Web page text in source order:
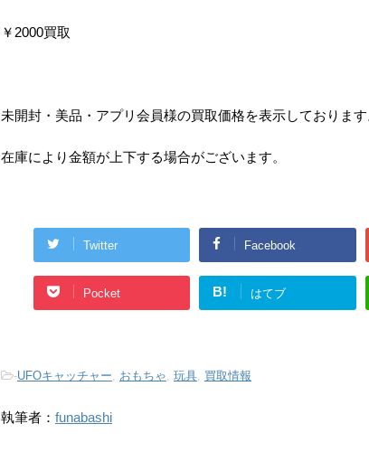
￥2000買取
未開封・美品・アプリ会員様の買取価格を表示しております
在庫により金額が上下する場合がございます。
Twitter Facebook
Pocket B! はてブ
-UFOキャッチャー, おもちゃ, 玩具, 買取情報
執筆者： funabashi